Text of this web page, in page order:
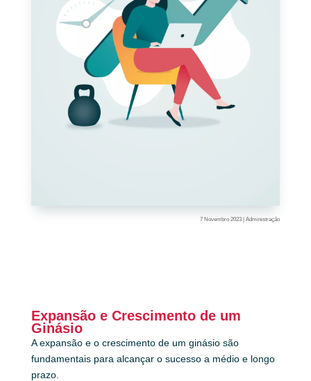
7 Novembro 2023 |Administração
Expansão e Crescimento de um
Ginásio
A expansão e o crescimento de um ginásio são
fundamentais para alcançar o sucesso a médio e longo
prazo.